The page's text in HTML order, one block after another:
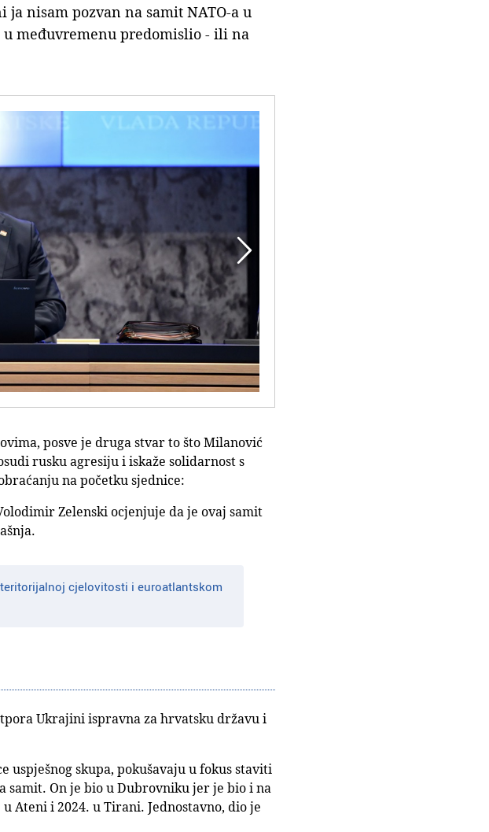
nisam pozvan na samit NATO-a u
u međuvremenu predomislio - ili na

posve je druga stvar to što Milanović
rusku agresiju i iskaže solidarnost s
na početku sjednice:
Zelenski ocjenjuje da je ovaj samit
cjelovitosti i euroatlantskom
Ukrajini ispravna za hrvatsku državu i
uspješnog skupa, pokušavaju u fokus staviti
On je bio u Dubrovniku jer je bio i na
Ateni i 2024. u Tirani. Jednostavno, dio je